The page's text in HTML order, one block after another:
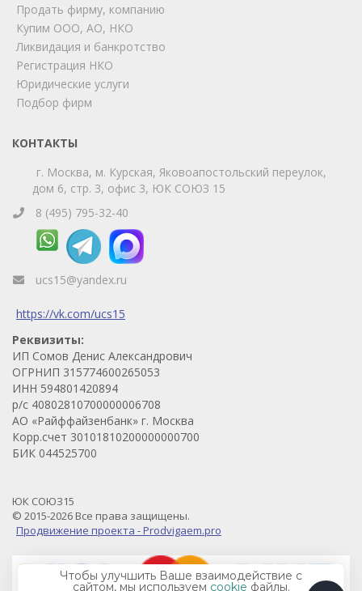
Продать фирму, компанию
Купим ООО, АО, НКО
Ликвидация и банкротство
Регистрация НКО
Юридические услуги
Подбор фирм
КОНТАКТЫ
г. Москва, м. Курская, Яковоапостольский переулок,
дом 6, стр. 3, офис 3, ЮК СОЮЗ 15
8 (495) 795-32-40
ucs15@yandex.ru
https://vk.com/ucs15
Реквизиты:
ИП Сомов Денис Александрович
ОГРНИП 315774600265053
ИНН 594801420894
р/с 40802810700000006708
АО «Райффайзенбанк» г. Москва
Корр.счет 30101810200000000700
БИК 044525700
ЮК СОЮЗ15
© 2015-2026 Все права защищены.
Продвижение проекта - Prodvigaem.pro
Чтобы улучшить Ваше взаимодействие с
сайтом, мы используем cookie файлы.
Мы на связи!
Позвоните нам или свяжитесь с нами через любой
удобный мессенджер!
Telegram
Телефон